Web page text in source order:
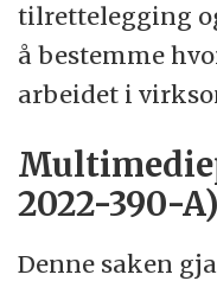
tilrettelegging
å bestemme
arbeidet i
2022-390-A)
Denne saken